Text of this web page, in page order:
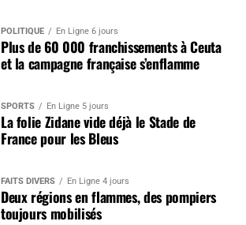
POLITIQUE En Ligne 6 jours
Plus de 60 000 franchissements à Ceuta
et la campagne française s’enflamme
SPORTS En Ligne 5 jours
La folie Zidane vide déjà le Stade de
France pour les Bleus
FAITS DIVERS En Ligne 4 jours
Deux régions en flammes, des pompiers
toujours mobilisés